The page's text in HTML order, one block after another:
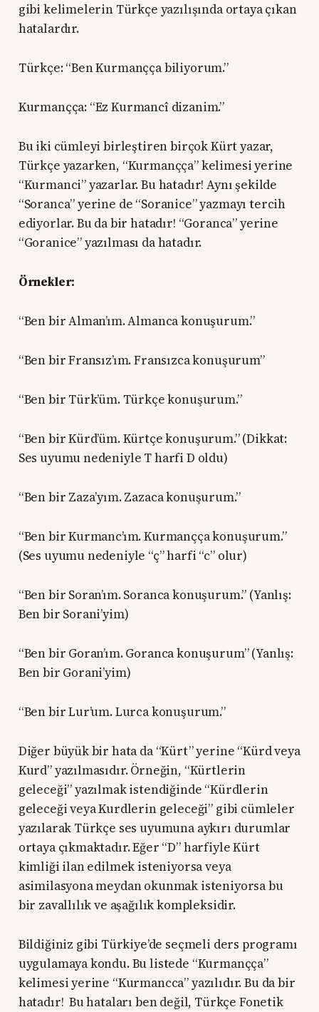
gibi kelimelerin Türkçe yazılışında ortaya çıkan
hatalardır.
Türkçe: “Ben Kurmançça biliyorum.”
Kurmançça: “Ez Kurmancî dizanim.”
Bu iki cümleyi birleştiren birçok Kürt yazar,
Türkçe yazarken, “Kurmançça” kelimesi yerine
“Kurmanci” yazarlar. Bu hatadır! Aynı şekilde
“Soranca” yerine de “Soranice” yazmayı tercih
ediyorlar. Bu da bir hatadır! “Goranca” yerine
“Goranice” yazılması da hatadır.
Örnekler:
“Ben bir Alman’ım. Almanca konuşurum.”
“Ben bir Fransız’ım. Fransızca konuşurum”
“Ben bir Türk’üm. Türkçe konuşurum.”
“Ben bir Kürd’üm. Kürtçe konuşurum.” (Dikkat:
Ses uyumu nedeniyle T harfi D oldu)
“Ben bir Zaza’yım. Zazaca konuşurum.”
“Ben bir Kurmanc’ım. Kurmançça konuşurum.”
(Ses uyumu nedeniyle “ç” harfi “c” olur)
“Ben bir Soran’ım. Soranca konuşurum.” (Yanlış:
Ben bir Sorani’yim)
“Ben bir Goran’ım. Goranca konuşurum” (Yanlış:
Ben bir Gorani’yim)
“Ben bir Lur’um. Lurca konuşurum.”
Diğer büyük bir hata da “Kürt” yerine “Kürd veya
Kurd” yazılmasıdır. Örneğin, “Kürtlerin
geleceği” yazılmak istendiğinde “Kürdlerin
geleceği veya Kurdlerin geleceği” gibi cümleler
yazılarak Türkçe ses uyumuna aykırı durumlar
ortaya çıkmaktadır. Eğer “D” harfiyle Kürt
kimliği ilan edilmek isteniyorsa veya
asimilasyona meydan okunmak isteniyorsa bu
bir zavallılık ve aşağılık kompleksidir.
Bildiğiniz gibi Türkiye’de seçmeli ders programı
uygulamaya kondu. Bu listede “Kurmançça”
kelimesi yerine “Kurmancca” yazılıdır. Bu da bir
hatadır! Bu hataları ben değil, Türkçe Fonetik